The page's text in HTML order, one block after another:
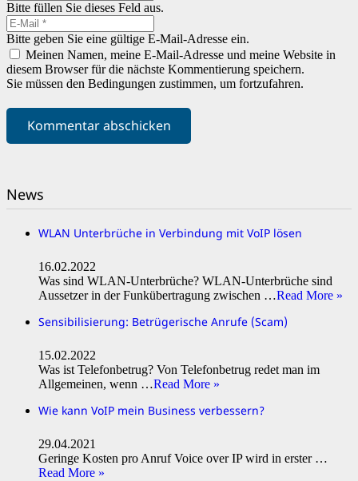
Bitte füllen Sie dieses Feld aus.
Bitte geben Sie eine gültige E-Mail-Adresse ein.
Meinen Namen, meine E-Mail-Adresse und meine Website in
diesem Browser für die nächste Kommentierung speichern.
Sie müssen den Bedingungen zustimmen, um fortzufahren.
Kommentar abschicken
News
WLAN Unterbrüche in Verbindung mit VoIP lösen
16.02.2022
Was sind WLAN-Unterbrüche? WLAN-Unterbrüche sind
Aussetzer in der Funkübertragung zwischen …Read More »
Sensibilisierung: Betrügerische Anrufe (Scam)
15.02.2022
Was ist Telefonbetrug? Von Telefonbetrug redet man im
Allgemeinen, wenn …Read More »
Wie kann VoIP mein Business verbessern?
29.04.2021
Geringe Kosten pro Anruf Voice over IP wird in erster …
Read More »